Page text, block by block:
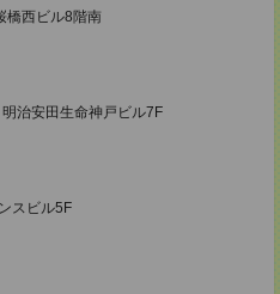
橋西ビル8階南
治安田生命神戸ビル7F
スビル5F